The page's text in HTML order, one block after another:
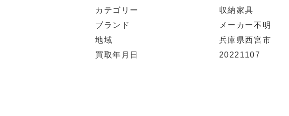
カテゴリー
収納家具
ブランド
メーカー不明
地域
兵庫県西宮市
買取年月日
20221107